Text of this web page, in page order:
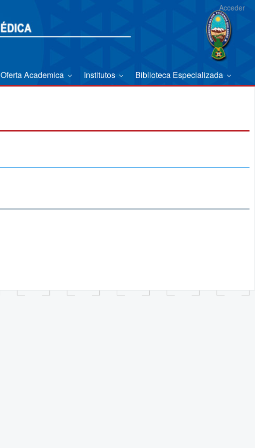
Acceder
Oferta Academica Institutos Biblioteca Especializada